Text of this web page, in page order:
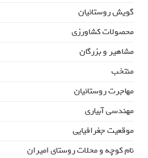
گویش روستائیان
محصولات کشاورزی
مشاهیر و بزرگان
منتخب
مهاجرت روستائیان
مهندسی آبیاری
موقعیت جغرافیایی
نام کوچه و محلات روستای امیران